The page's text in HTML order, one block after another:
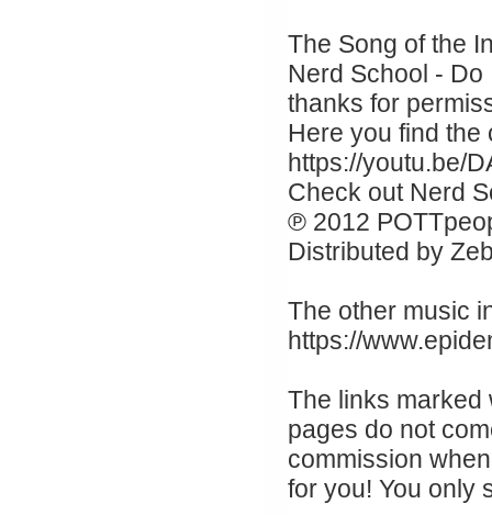
The Song of the
Nerd School -
thanks for
Here you find the
https://youtu.be/
Check out Nerd
℗ 2012
Distributed by
The other music
https://
The links marked
pages do not
commission
for you! You only